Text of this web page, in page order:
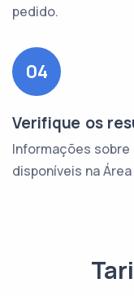
pedido.
04
Verifique os
Informações
disponíveis na